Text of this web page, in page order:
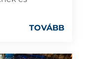
TOVÁBB